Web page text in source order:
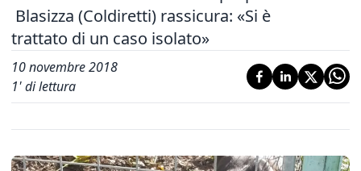
Blasizza (Coldiretti) rassicura: «Si è
trattato di un caso isolato»
10 novembre 2018
1' di lettura